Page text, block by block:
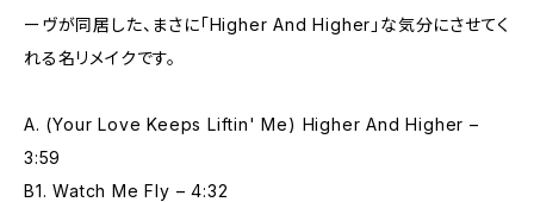
ーヴが同居した、まさに「Higher And Higher」な気分にさせてく
れる名リメイクです。
A. (Your Love Keeps Liftin' Me) Higher And Higher –
3:59
B1. Watch Me Fly – 4:32